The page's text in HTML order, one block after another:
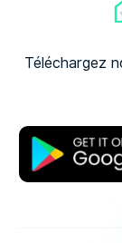
Téléchargez